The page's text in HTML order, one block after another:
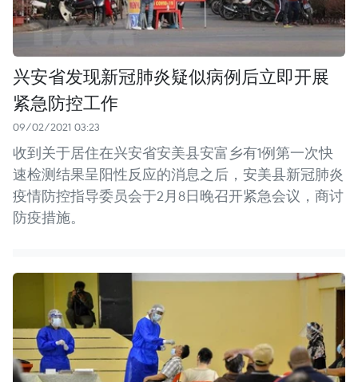
兴安省发现新冠肺炎疑似病例后立即开展
紧急防控工作
09/02/2021 03:23
收到关于居住在兴安省安美县安富乡有1例第一次快
速检测结果呈阳性反应的消息之后，安美县新冠肺炎
疫情防控指导委员会于2月8日晚召开紧急会议，商讨
防疫措施。